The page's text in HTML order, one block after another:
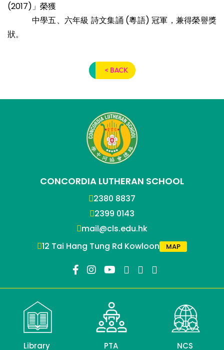
(2017)」榮獲
中學五、六年級 詩文集誦 (粵語) 冠軍，兼得榮譽獎
狀。
< BACK
CONCORDIA LUTHERAN SCHOOL
2380 8837
2399 0143
mail@cls.edu.hk
12 Tai Hang Tung Rd Kowloon
MAP
Library PTA NCS